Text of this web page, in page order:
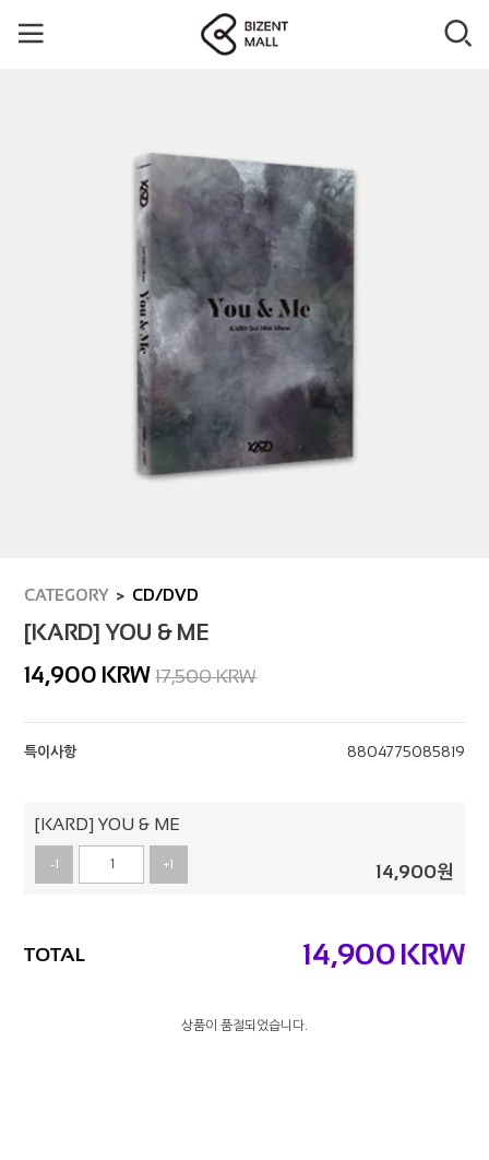
CATEGORY CD/DVD
[KARD] YOU & ME
14,900 KRW17,500 KRW
특이사항 8804775085819
[KARD] YOU & ME
+1
-1 14,900원
TOTAL 14,900 KRW
상품이 품절되었습니다.